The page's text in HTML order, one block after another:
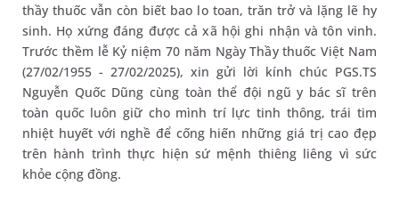
thầy thuốc vẫn còn biết bao lo toan, trăn trở và lặng lẽ hy
sinh. Họ xứng đáng được cả xã hội ghi nhận và tôn vinh.
Trước thềm lễ Kỷ niệm 70 năm Ngày Thầy thuốc Việt Nam
(27/02/1955 - 27/02/2025), xin gửi lời kính chúc PGS.TS
Nguyễn Quốc Dũng cùng toàn thể đội ngũ y bác sĩ trên
toàn quốc luôn giữ cho mình trí lực tinh thông, trái tim
nhiệt huyết với nghề để cống hiến những giá trị cao đẹp
trên hành trình thực hiện sứ mệnh thiêng liêng vì sức
khỏe cộng đồng.